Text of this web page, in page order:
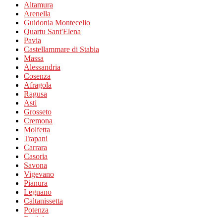
Altamura
Arenella
Guidonia Montecelio
Quartu Sant'Elena
Pavia
Castellammare di Stabia
Massa
Alessandria
Cosenza
Afragola
Ragusa
Asti
Grosseto
Cremona
Molfetta
Trapani
Carrara
Casoria
Savona
Vigevano
Pianura
Legnano
Caltanissetta
Potenza